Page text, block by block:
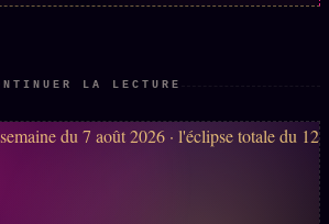
LA LECTURE